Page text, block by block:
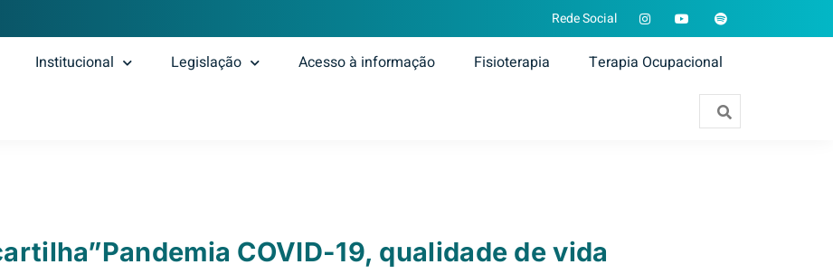
Rede Social
Institucional Legislação Acesso à informação Fisioterapia Terapia Ocupacional
COVID-19, qualidade de vida